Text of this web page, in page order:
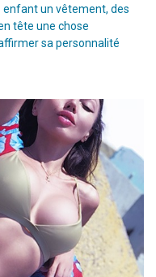
enfant un vêtement, des
tête une chose
sa personnalité